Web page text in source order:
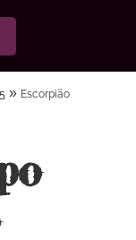
» Escorpião